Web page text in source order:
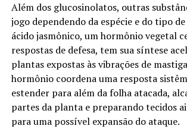
Além dos glucosinolatos, outras
jogo dependendo da espécie e do tipo
ácido jasmônico, um hormônio vegetal
respostas de defesa, tem sua síntese
plantas expostas às vibrações de
hormônio coordena uma resposta
estender para além da folha atacada,
partes da planta e preparando tecidos
para uma possível expansão do ataque.